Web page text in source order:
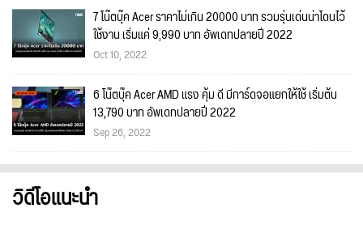
7 โน๊ตบุ๊ค Acer ราคาไม่เกิน 20000 บาท รวมรุ่นเด่นน่าโดนไว้
ใช้งาน เริ่มแค่ 9,990 บาท อัพเดทปลายปี 2022
Oct 10, 2022
6 โน๊ตบุ๊ค Acer AMD แรง คุ้ม ดี มีการ์ดจอแยกให้ใช้ เริ่มต้น
13,790 บาท อัพเดทปลายปี 2022
Sep 26, 2022
วิดีโอแนะนำ